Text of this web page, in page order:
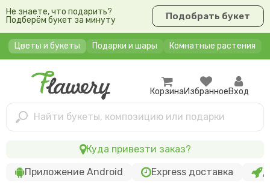
Не знаете, что подарить?
Подберём букет за минуту
Подобрать букет
Цветы и букеты Подарки и шары Комнатные растения
Найти букеты, композицию или подарки
КорзинаИзбранноеВход
Приложение Android Express доставка
Куда привезти заказ?